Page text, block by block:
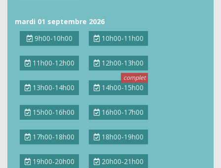
mardi 01 septembre 2026
9h00-10h00
10h00-11h00
11h00-12h00 12h00-13h00
13h00-14h00 14h00-15h00
15h00-16h00 16h00-17h00
17h00-18h00 18h00-19h00
19h00-20h00 20h00-21h00